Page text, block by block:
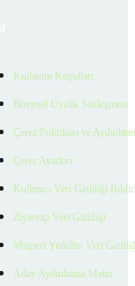
Kullanım Koşulları
Bireysel Üyelik Sözleşmesi
Çerez Politikası ve
Çerez Ayarları
Kullanıcı Veri Gizliliği
Ziyaretçi Veri Gizliliği
Müşteri Yetkilisi Veri
Aday Aydınlatma Metni